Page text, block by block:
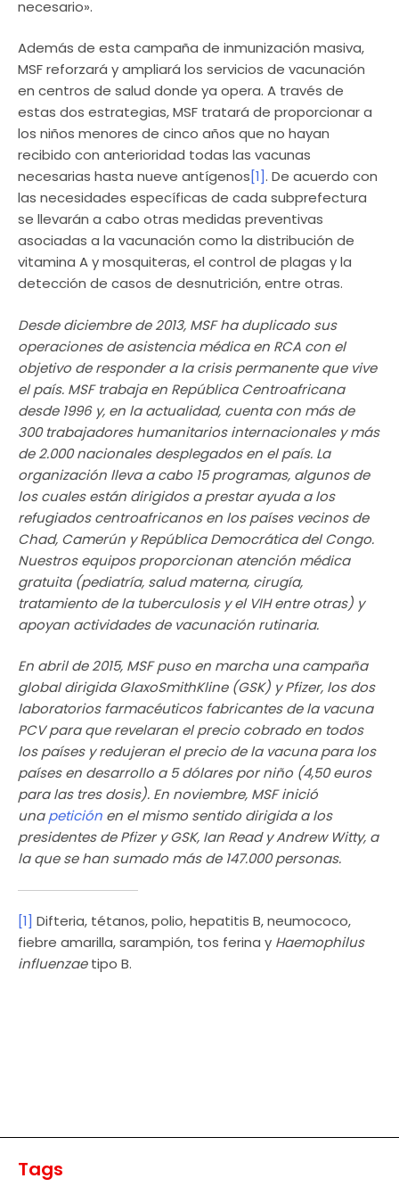
necesario».
Además de esta campaña de inmunización masiva,
MSF reforzará y ampliará los servicios de vacunación
en centros de salud donde ya opera. A través de
estas dos estrategias, MSF tratará de proporcionar a
los niños menores de cinco años que no hayan
recibido con anterioridad todas las vacunas
necesarias hasta nueve antígenos[1]. De acuerdo con
las necesidades específicas de cada subprefectura
se llevarán a cabo otras medidas preventivas
asociadas a la vacunación como la distribución de
vitamina A y mosquiteras, el control de plagas y la
detección de casos de desnutrición, entre otras.
Desde diciembre de 2013, MSF ha duplicado sus
operaciones de asistencia médica en RCA con el
objetivo de responder a la crisis permanente que vive
el país. MSF trabaja en República Centroafricana
desde 1996 y, en la actualidad, cuenta con más de
300 trabajadores humanitarios internacionales y más
de 2.000 nacionales desplegados en el país. La
organización lleva a cabo 15 programas, algunos de
los cuales están dirigidos a prestar ayuda a los
refugiados centroafricanos en los países vecinos de
Chad, Camerún y República Democrática del Congo.
Nuestros equipos proporcionan atención médica
gratuita (pediatría, salud materna, cirugía,
tratamiento de la tuberculosis y el VIH entre otras) y
apoyan actividades de vacunación rutinaria.
En abril de 2015, MSF puso en marcha una campaña
global dirigida GlaxoSmithKline (GSK) y Pfizer, los dos
laboratorios farmacéuticos fabricantes de la vacuna
PCV para que revelaran el precio cobrado en todos
los países y redujeran el precio de la vacuna para los
países en desarrollo a 5 dólares por niño (4,50 euros
para las tres dosis). En noviembre, MSF inició
unapetición en el mismo sentido dirigida a los
presidentes de Pfizer y GSK, Ian Read y Andrew Witty, a
la que se han sumado más de 147.000 personas.
[1] Difteria, tétanos, polio, hepatitis B, neumococo,
fiebre amarilla, sarampión, tos ferina y Haemophilus
influenzaetipo B.
Tags